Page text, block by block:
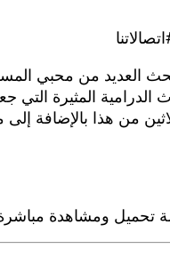
العديد من محبي
للغاية. بالإضافة إلى
من هذا بالإضافة إلى